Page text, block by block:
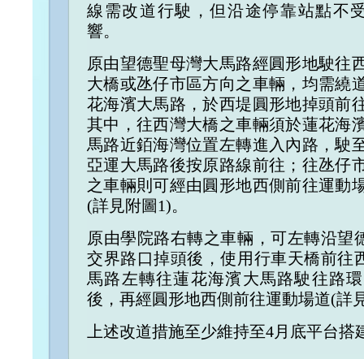
線需改道行駛，但沿途停靠站點不
響。
原由望德聖母灣大馬路經圓形地駛往
大橋或氹仔市區方向之車輛，均需繞
花海濱大馬路，於西堤圓形地掉頭前
其中，往西灣大橋之車輛須於蓮花海
馬路近銆海灣位置左轉進入內路，駛
亞運大馬路後按原路線前往；往氹仔
之車輛則可經由圓形地西側前往運動
(詳見附圖1)。
原由學院路右轉之車輛，可左轉沿望
交界路口掉頭後，使用行車天橋前往
馬路左轉往蓮花海濱大馬路駛往路
後，再經圓形地西側前往運動場道(詳
上述改道措施至少維持至4月底平台搭